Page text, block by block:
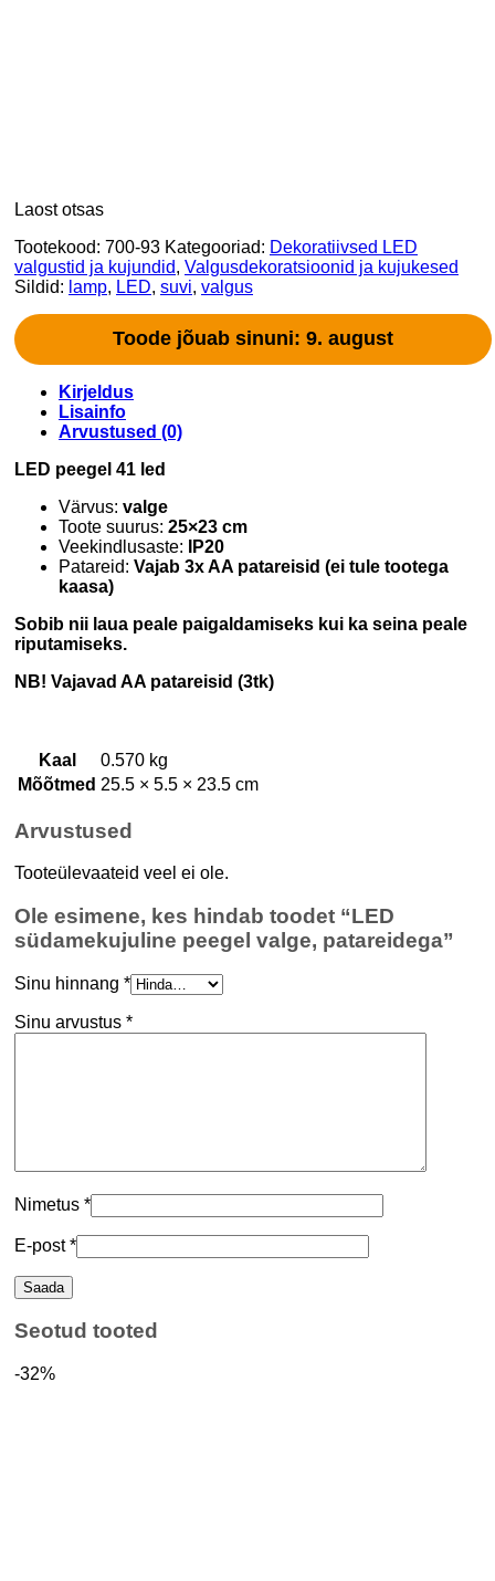
Laost otsas
Tootekood: 700-93 Kategooriad: Dekoratiivsed LED
valgustid ja kujundid, Valgusdekoratsioonid ja kujukesed
Sildid: lamp, LED, suvi, valgus
Toode jõuab sinuni: 9. august
Kirjeldus
Lisainfo
Arvustused (0)
LED peegel 41 led
Värvus: valge
Toote suurus: 25×23 cm
Veekindlusaste: IP20
Patareid: Vajab 3x AA patareisid (ei tule tootega
kaasa)
Sobib nii laua peale paigaldamiseks kui ka seina peale
riputamiseks.
NB! Vajavad AA patareisid (3tk)
Kaal
0.570 kg
Mõõtmed 25.5 × 5.5 × 23.5 cm
Arvustused
Tooteülevaateid veel ei ole.
Ole esimene, kes hindab toodet “LED
südamekujuline peegel valge, patareidega”
Sinu hinnang *
Sinu arvustus *
Nimetus *
E-post*
Seotud tooted
-32%